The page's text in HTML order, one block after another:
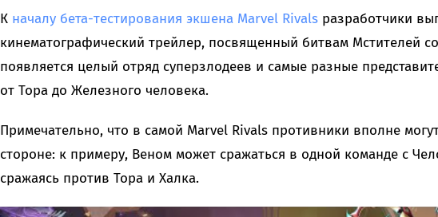
К началу бета-тестирования экшена Marvel Rivalsразработчики
кинематографический трейлер, посвященный битвам Мстителей
появляется целый отряд суперзлодеев и самые разные
от Тора до Железного человека.
Примечательно, что в самой Marvel Rivals противники вполне
стороне: к примеру, Веном может сражаться в одной команде с
сражаясь против Тора и Халка.